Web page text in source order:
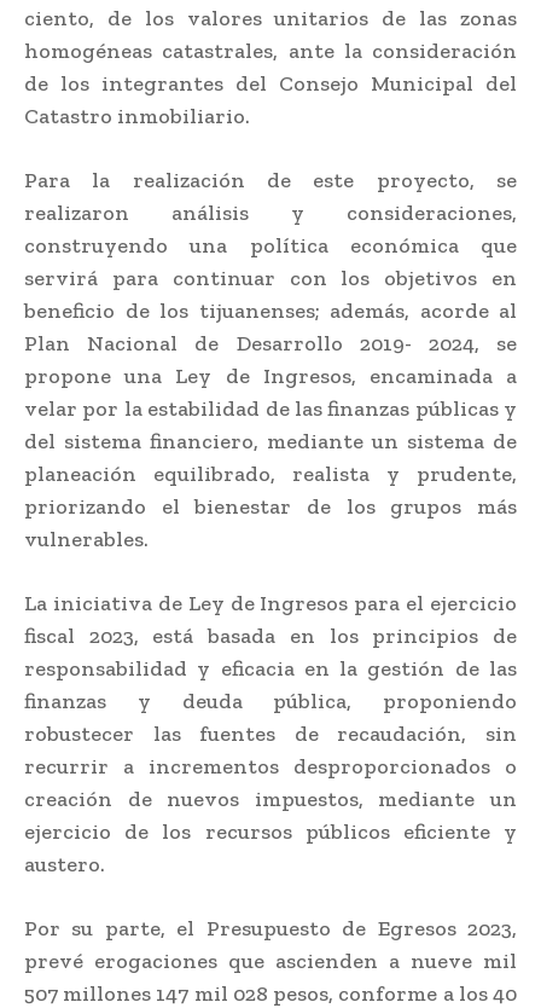
ciento, de los valores unitarios de las zonas
homogéneas catastrales, ante la consideración
de los integrantes del Consejo Municipal del
Catastro inmobiliario.
Para la realización de este proyecto, se
realizaron análisis y consideraciones,
construyendo una política económica que
servirá para continuar con los objetivos en
beneficio de los tijuanenses; además, acorde al
Plan Nacional de Desarrollo 2019- 2024, se
propone una Ley de Ingresos, encaminada a
velar por la estabilidad de las finanzas públicas y
del sistema financiero, mediante un sistema de
planeación equilibrado, realista y prudente,
priorizando el bienestar de los grupos más
vulnerables.
La iniciativa de Ley de Ingresos para el ejercicio
fiscal 2023, está basada en los principios de
responsabilidad y eficacia en la gestión de las
finanzas y deuda pública, proponiendo
robustecer las fuentes de recaudación, sin
recurrir a incrementos desproporcionados o
creación de nuevos impuestos, mediante un
ejercicio de los recursos públicos eficiente y
austero.
Por su parte, el Presupuesto de Egresos 2023,
prevé erogaciones que ascienden a nueve mil
507 millones 147 mil 028 pesos, conforme a los 40